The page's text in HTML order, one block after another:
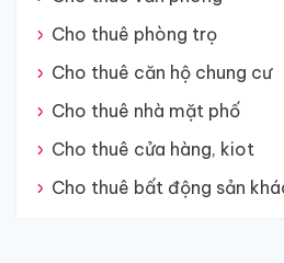
Cho thuê phòng trọ
Cho thuê căn hộ chung cư
Cho thuê nhà mặt phố
Cho thuê cửa hàng, kiot
Cho thuê bất động sản